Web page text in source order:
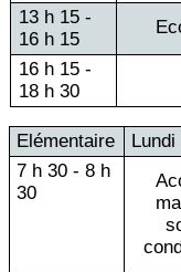
13 h 15 -
16 h 15
16 h 15 -
18 h 30
Elémentaire Lundi
7 h 30 - 8 h
30